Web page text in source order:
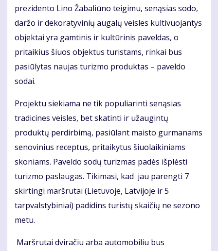
prezidento Lino Žabaliūno teigimu, senąsias sodo,
daržo ir dekoratyvinių augalų veisles kultivuojantys
objektai yra gamtinis ir kultūrinis paveldas, o
pritaikius šiuos objektus turistams, rinkai bus
pasiūlytas naujas turizmo produktas – paveldo
sodai.
Projektu siekiama ne tik populiarinti senąsias
tradicines veisles, bet skatinti ir užaugintų
produktų perdirbimą, pasiūlant maisto gurmanams
senovinius receptus, pritaikytus šiuolaikiniams
skoniams. Paveldo sodų turizmas padės išplėsti
turizmo paslaugas. Tikimasi, kad jau parengti 7
skirtingi maršrutai (Lietuvoje, Latvijoje ir 5
tarpvalstybiniai) padidins turistų skaičių ne sezono
metu.
Maršrutai dviračiu arba automobiliu bus